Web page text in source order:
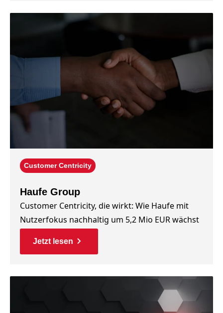
Customer Centricity
Haufe Group
Customer Centricity, die wirkt: Wie Haufe mit
Nutzerfokus nachhaltig um 5,2 Mio EUR wächst
Jetzt lesen